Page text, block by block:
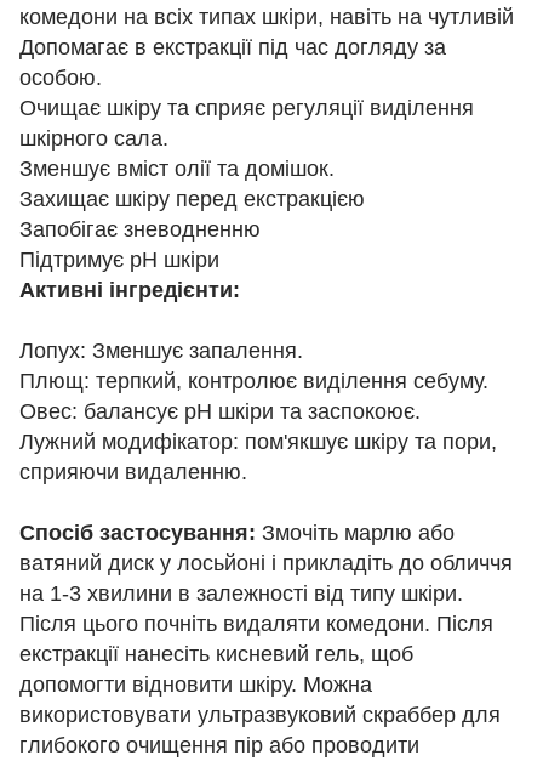
комедони на всіх типах шкіри, навіть на чутливій
Допомагає в екстракції під час догляду за
особою.
Очищає шкіру та сприяє регуляції виділення
шкірного сала.
Зменшує вміст олії та домішок.
Захищає шкіру перед екстракцією
Запобігає зневодненню
Підтримує рН шкіри
Активні інгредієнти:
Лопух: Зменшує запалення.
Плющ: терпкий, контролює виділення себуму.
Овес: балансує рН шкіри та заспокоює.
Лужний модифікатор: пом'якшує шкіру та пори,
сприяючи видаленню.
Спосіб застосування: Змочіть марлю або
ватяний диск у лосьйоні і прикладіть до обличчя
на 1-3 хвилини в залежності від типу шкіри.
Після цього почніть видаляти комедони. Після
екстракції нанесіть кисневий гель, щоб
допомогти відновити шкіру. Можна
використовувати ультразвуковий скраббер для
глибокого очищення пір або проводити